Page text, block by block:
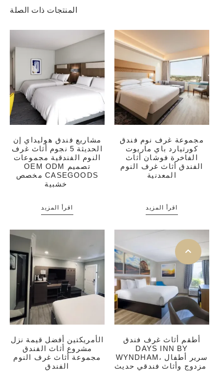
المنتجات ذات الصلة
مشاريع فندق هوليداي إن
الحديثة 5 نجوم أثاث غرف
النوم الفندقية مجموعات
OEM ODM تصميم
مخصص CASEGOODS
اقرأ المزيد
مجموعة غرف نوم فندق
كورتيارد باي ماريوت
الفاخرة فوشان أثاث
الفندق أثاث غرف النوم
المعدنية
اقرأ المزيد
الأمريكتين أفضل قيمة نزل
مشروع أثاث الفندق
مجموعة أثاث غرف النوم
الفندق
أطقم أثاث غرف فندق
DAYS INN BY
WYNDHAM، سرير أطفال